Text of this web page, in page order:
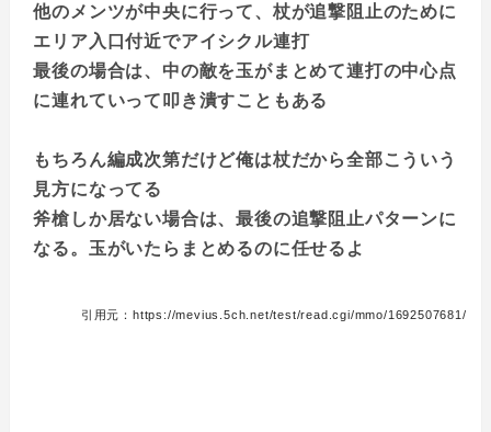
他のメンツが中央に行って、杖が追撃阻止のために
エリア入口付近でアイシクル連打
最後の場合は、中の敵を玉がまとめて連打の中心点
に連れていって叩き潰すこともある
もちろん編成次第だけど俺は杖だから全部こういう
見方になってる
斧槍しか居ない場合は、最後の追撃阻止パターンに
なる。玉がいたらまとめるのに任せるよ
引用元：https://mevius.5ch.net/test/read.cgi/mmo/1692507681/